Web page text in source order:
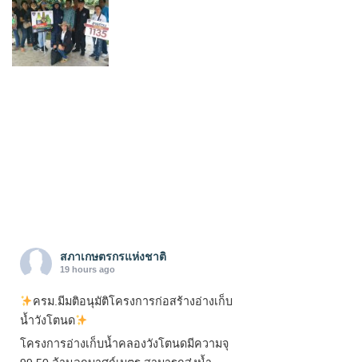
สภาเกษตรกรแห่งชาติ
19 hours ago
ครม.มีมติอนุมัติโครงการก่อสร้างอ่างเก็บ
น้ำวังโตนด
โครงการอ่างเก็บน้ำคลองวังโตนดมีความจุ